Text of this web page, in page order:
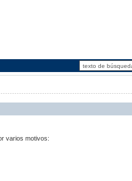
varios motivos: